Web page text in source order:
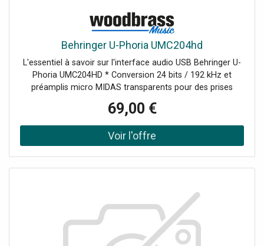
Behringer U-Phoria UMC204hd
L'essentiel à savoir sur l'interface audio USB Behringer U-
Phoria UMC204HD * Conversion 24 bits / 192 kHz et
préamplis micro MIDAS transparents pour des prises
nettes et détaillées. * 2 entrées / 4 sorties analogiques,
E/S MIDI, alimentation USB pour un setup mobile et
efficace. * Monitoring direct mono/stéréo avec balance "
Input/Playback " et pads par canal pour maîtriser la
dynamique. * Boîtier métal robuste, sortie casque dédiée
interfaces multicanaux, la U-Phoria UMC204HD s'impose
comme la référence 2 entrées / 4 sorties de la série. Elle
combine la qualité de préamplification MIDAS avec une
connectique flexible, pensée pour évoluer d'un simple
69,00 €